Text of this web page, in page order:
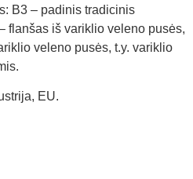
B3 – padinis tradicinis
flanšas iš variklio veleno pusės,
veleno pusės, t.y. variklio
EU.